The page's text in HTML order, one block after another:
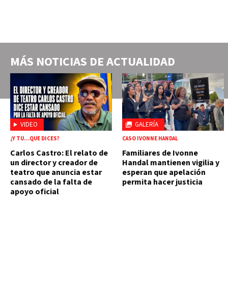
MÁS NOTICIAS DEACTUALIDAD
VIDEO
¿Y TÚ…QUE DICES?
Carlos Castro: El relato de
un director y creador de
teatro que anuncia estar
cansado de la falta de
apoyo oficial
GALERÍA
CASO IVONNE HANDAL
Familiares de Ivonne
Handal mantienen vigilia y
esperan que apelación
permita hacer justicia